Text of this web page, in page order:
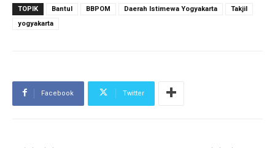
TOPIK Bantul BBPOM Daerah Istimewa Yogyakarta
Takjil
yogyakarta
Facebook Twitter